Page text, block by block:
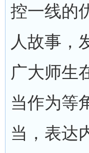
控一线的
人故事，
广大师生
当作为等
当，表达